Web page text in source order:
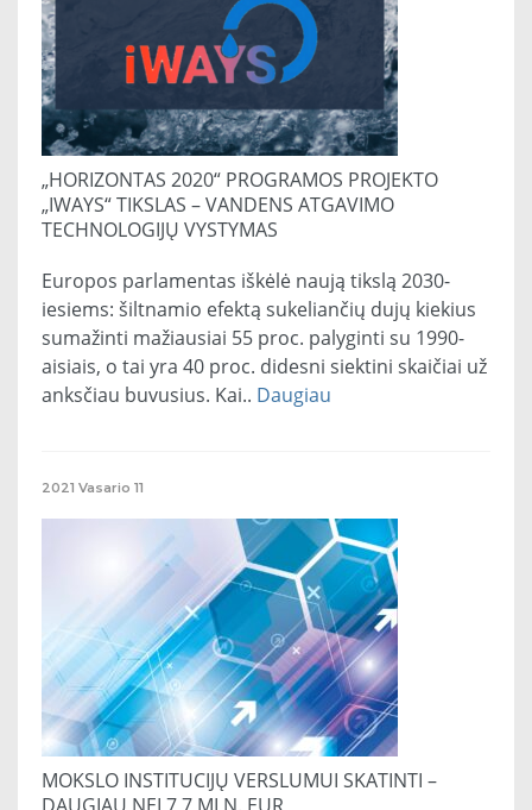
„HORIZONTAS 2020“ PROGRAMOS PROJEKTO
„IWAYS“ TIKSLAS – VANDENS ATGAVIMO
TECHNOLOGIJŲ VYSTYMAS
Europos parlamentas iškėlė naują tikslą 2030-
iesiems: šiltnamio efektą sukeliančių dujų kiekius
sumažinti mažiausiai 55 proc. palyginti su 1990-
aisiais, o tai yra 40 proc. didesni siektini skaičiai už
anksčiau buvusius. Kai.. Daugiau
2021 Vasario 11
MOKSLO INSTITUCIJŲ VERSLUMUI SKATINTI –